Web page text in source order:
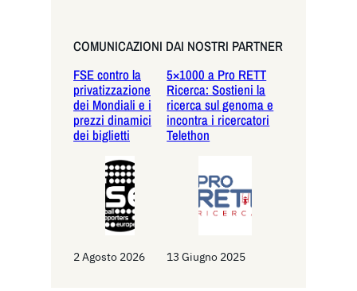
r
h
COMUNICAZIONI DAI NOSTRI PARTNER
FSE contro la
privatizzazione
dei Mondiali e i
prezzi dinamici
dei biglietti
2 Agosto 2026
5×1000 a Pro RETT
Ricerca: Sostieni la
ricerca sul genoma e
incontra i ricercatori
Telethon
13 Giugno 2025